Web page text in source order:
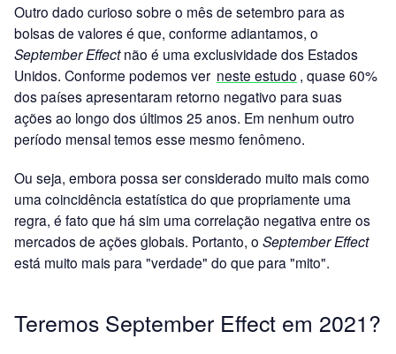
Outro dado curioso sobre o mês de setembro para as
bolsas de valores é que, conforme adiantamos, o
September Effectnão é uma exclusividade dos Estados
Unidos. Conforme podemos ver neste estudo , quase 60%
dos países apresentaram retorno negativo para suas
ações ao longo dos últimos 25 anos. Em nenhum outro
período mensal temos esse mesmo fenômeno.
Ou seja, embora possa ser considerado muito mais como
uma coincidência estatística do que propriamente uma
regra, é fato que há sim uma correlação negativa entre os
mercados de ações globais. Portanto, o September Effect
está muito mais para "verdade" do que para "mito".
Teremos September Effect em 2021?